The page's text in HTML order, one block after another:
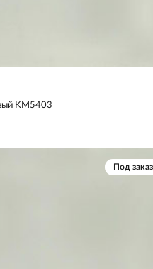
KM5403
Под заказ